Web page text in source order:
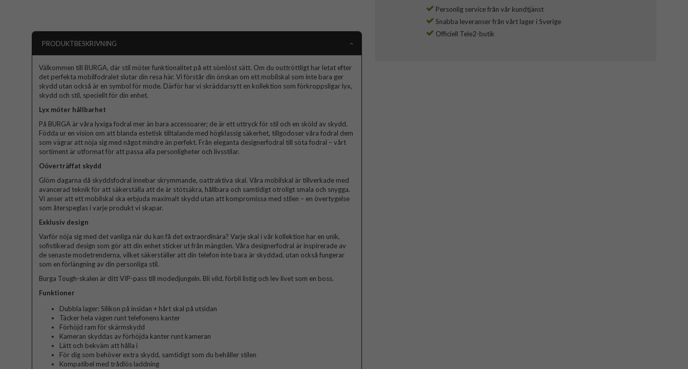
Personlig service från vår kundtjänst
Snabba leveranser från vårt lager i Sverige
Officiell Tele2-butik
PRODUKTBESKRIVNING
Välkommen till BURGA, där stil möter funktionalitet på ett sömlöst sätt. Om du outtröttligt har letat efter
det perfekta mobilfodralet slutar din resa här. Vi förstår din önskan om ett mobilskal som inte bara ger
skydd utan också är en symbol för mode. Därför har vi skräddarsytt en kollektion som förkroppsligar lyx,
skydd och stil, speciellt för din enhet.
Lyx möter hållbarhet
På BURGA är våra lyxiga fodral mer än bara accessoarer; de är ett uttryck för stil och en sköld av skydd.
Födda ur en vision om att blanda estetisk tilltalande med högklassig säkerhet, tillgodoser våra fodral dem
som vägrar att nöja sig med något mindre än perfekt. Från eleganta designerfodral till söta fodral – vårt
sortiment är utformat för att passa alla personligheter och livsstilar.
Oöverträffat skydd
Glöm dagarna då skyddsfodral innebar skrymmande, oattraktiva skal. Våra mobilskal är tillverkade med
avancerad teknik för att säkerställa att de är stötsäkra, hållbara och samtidigt otroligt smala och snygga.
Vi anser att ett mobilskal ska erbjuda maximalt skydd utan att kompromissa med stilen – en övertygelse
som återspeglas i varje produkt vi skapar.
Exklusiv design
Varför nöja sig med det vanliga när du kan få det extraordinära? Varje skal i vår kollektion har en unik,
sofistikerad design som gör att din enhet sticker ut från mängden. Våra designerfodral är inspirerade av
de senaste modetrenderna, vilket säkerställer att din telefon inte bara är skyddad, utan också fungerar
som en förlängning av din personliga stil.
Burga Tough-skalen är ditt VIP-pass till modedjungeln. Bli vild, förbli listig och lev livet som en boss.
Funktioner
Dubbla lager: Silikon på insidan + hårt skal på utsidan
Täcker hela vägen runt telefonens kanter
Förhöjd ram för skärmskydd
Kameran skyddas av förhöjda kanter runt kameran
Lätt och bekväm att hålla i
För dig som behöver extra skydd, samtidigt som du behåller stilen
Kompatibel med trådlös laddning